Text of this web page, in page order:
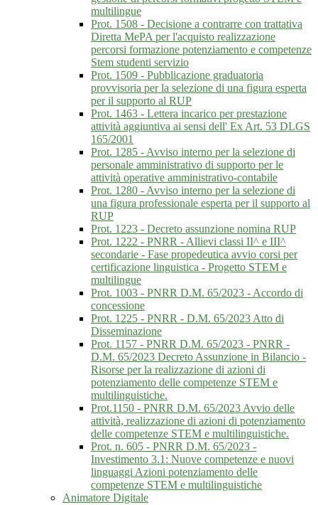
multilingue
Prot. 1508 - Decisione a contrarre con trattativa
Diretta MePA per l'acquisto realizzazione
percorsi formazione potenziamento e competenze
Stem studenti servizio
Prot. 1509 - Pubblicazione graduatoria
provvisoria per la selezione di una figura esperta
per il supporto al RUP
Prot. 1463 - Lettera incarico per prestazione
attività aggiuntiva ai sensi dell' Ex Art. 53 DLGS
165/2001
Prot. 1285 - Avviso interno per la selezione di
personale amministrativo di supporto per le
attività operative amministrativo-contabile
Prot. 1280 - Avviso interno per la selezione di
una figura professionale esperta per il supporto al
RUP
Prot. 1223 - Decreto assunzione nomina RUP
Prot. 1222 - PNRR - Allievi classi II^ e III^
secondarie - Fase propedeutica avvio corsi per
certificazione linguistica - Progetto STEM e
multilingue
Prot. 1003 - PNRR D.M. 65/2023 - Accordo di
concessione
Prot. 1225 - PNRR - D.M. 65/2023 Atto di
Disseminazione
Prot. 1157 - PNRR D.M. 65/2023 - PNRR -
D.M. 65/2023 Decreto Assunzione in Bilancio -
Risorse per la realizzazione di azioni di
potenziamento delle competenze STEM e
multilinguistiche.
Prot.1150 - PNRR D.M. 65/2023 Avvio delle
attività, realizzazione di azioni di potenziamento
delle competenze STEM e multilinguistiche.
Prot. n. 605 - PNRR D.M. 65/2023 -
Investimento 3.1: Nuove competenze e nuovi
linguaggi Azioni potenziamento delle
competenze STEM e multilinguistiche
Animatore Digitale